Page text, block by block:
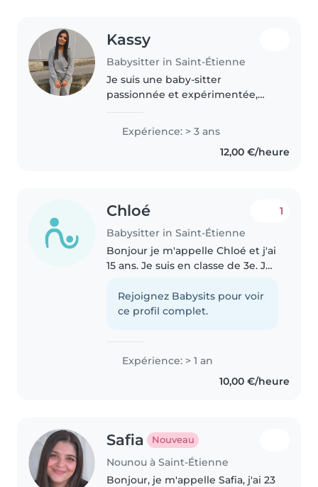
Kassy
Babysitter in Saint-Étienne
Je suis une baby-sitter
passionnée et expérimentée,
enfants avec dévouement et
créativité. Avec des stages
d'expérience auprès des bébés,
Expérience: > 3 ans
12,00 €/heure
Chloé
Babysitter in Saint-Étienne
1
Bonjour je m'appelle Chloé et j'ai
15 ans. Je suis en classe de 3e. Je
afin de subvenir à mes besoins
secondaires. Je suis une jeune
Rejoignez Babysits pour voir
ce profil complet.
Expérience: > 1 an
10,00 €/heure
Safia Nouveau
Nounou à Saint-Étienne
Bonjour, je m'appelle Safia, j'ai 23